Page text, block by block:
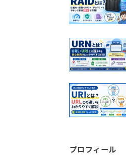
プロフィール